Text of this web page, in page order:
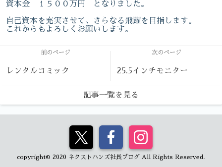
資本金 １５００万円 となりました。
自己資本を充実させて、さらなる飛躍を目指します。
これからもよろしくお願いします。
前のページ
レンタルコミック
次のページ
25.5インチモニター
記事一覧を見る
copyright© 2020 ネクストハンズ社長ブログ All Rights Reserved.